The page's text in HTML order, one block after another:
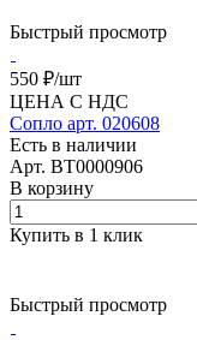
Быстрый просмотр
550 ₽/шт
ЦЕНА С НДС
Сопло арт. 020608
Есть в наличии
Арт. BT0000906
В корзину
Купить в 1 клик
Быстрый просмотр